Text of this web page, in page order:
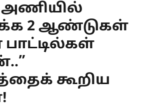
அணியில்
2 ஆண்டுகள்
கூறிய